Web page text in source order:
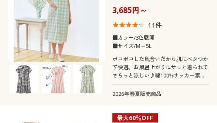
3,685円～
11件
■カラー/3色展開
■サイズ/M～5L
ポコポコした風合いだから肌にベタつか
ず快適。お風呂上がりにサッと着られて
さらっと涼しい♪綿100%サッカー素材
2026年春夏販売商品
最大60％OFF